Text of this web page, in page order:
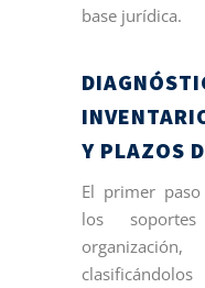
base jurídica.
Y PLAZOS
El primer
los